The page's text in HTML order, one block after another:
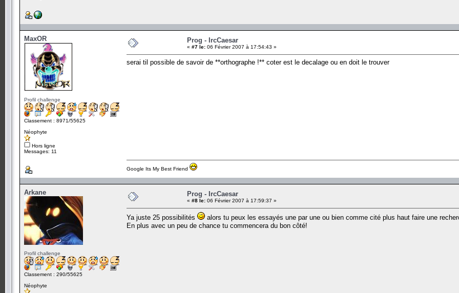
MaxOR
Profil challenge
Classement : 8971/55625
Néophyte
Hors ligne
Messages: 11
Prog - IrcCaesar
« #7 le: 06 Février 2007 à 17:54:43 »
serai til possible de savoir de **orthographe !** coter est le decalage ou en doit le trouver
Google Its My Best Friend
Arkane
Profil challenge
Classement : 290/55625
Néophyte
Prog - IrcCaesar
« #8 le: 06 Février 2007 à 17:59:37 »
Ya juste 25 possibilités
alors tu peux les essayés une par une ou bien comme cité plus haut faire une
En plus avec un peu de chance tu commencera du bon côté!